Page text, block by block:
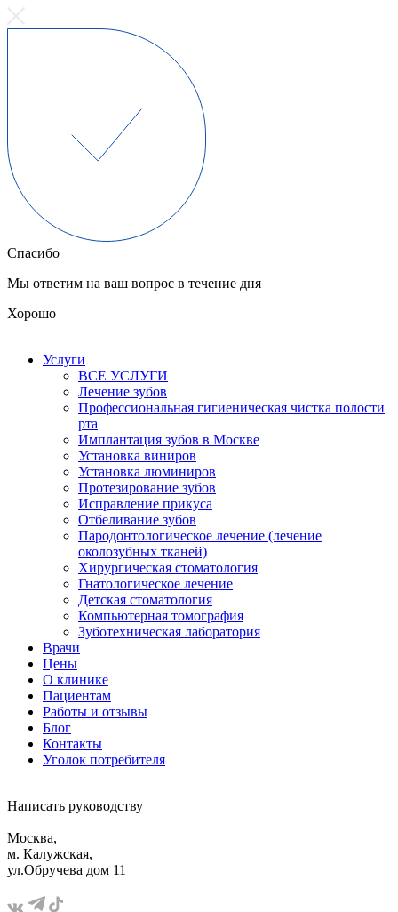
Спасибо
Мы ответим на ваш вопрос в течение дня
Хорошо
Услуги
ВСЕ УСЛУГИ
Лечение зубов
Профессиональная гигиеническая чистка полости
рта
Имплантация зубов в Москве
Установка виниров
Установка люминиров
Протезирование зубов
Исправление прикуса
Отбеливание зубов
Пародонтологическое лечение (лечение
околозубных тканей)
Хирургическая стоматология
Гнатологическое лечение
Детская стоматология
Компьютерная томография
Зуботехническая лаборатория
Врачи
Цены
О клинике
Пациентам
Работы и отзывы
Блог
Контакты
Уголок потребителя
Написать руководству
Москва,
м. Калужская,
ул.Обручева дом 11